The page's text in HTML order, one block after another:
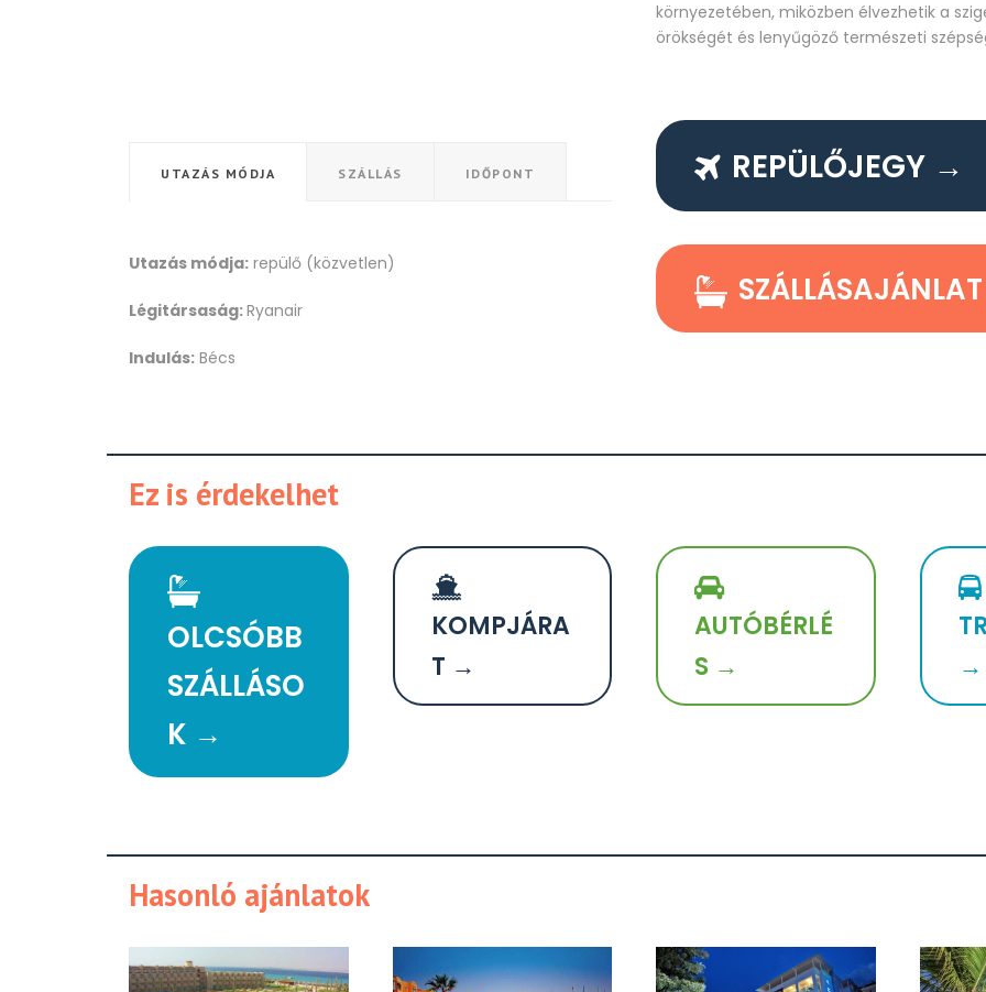
környezetében, miközben élvezhetik a
örökségét és lenyűgöző természeti
UTAZÁS MÓDJA SZÁLLÁS IDŐPONT
Utazás módja: repülő (közvetlen)
Légitársaság:Ryanair
Indulás: Bécs
REPÜLŐJEGY →
Ez is érdekelhet
OLCSÓBB
SZÁLLÁSO
K →
KOMPJÁRA
T →
AUTÓBÉRLÉ
S →
→
Hasonló ajánlatok